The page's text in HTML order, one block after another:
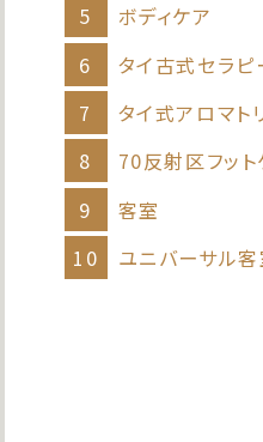
5
ボディケア
6
タイ古式セラピ
7
タイ式アロマト
8
70反射区フット
9
客室
10
ユニバーサル客